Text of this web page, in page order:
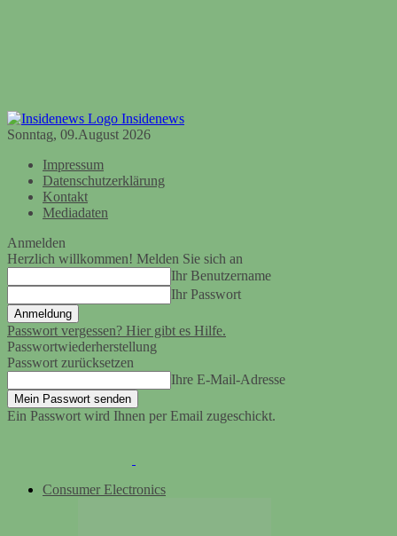
Insidenews
Sonntag, 09.August 2026
Impressum
Datenschutzerklärung
Kontakt
Mediadaten
Anmelden
Herzlich willkommen! Melden Sie sich an
Ihr Benutzername
Ihr Passwort
Passwort vergessen? Hier gibt es Hilfe.
Passwortwiederherstellung
Passwort zurücksetzen
Ihre E-Mail-Adresse
Ein Passwort wird Ihnen per Email zugeschickt.
Consumer Electronics